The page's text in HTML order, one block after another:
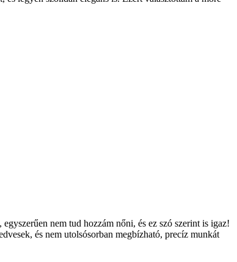
nem tud hozzám nőni, és ez szó szerint is igaz!
és nem utolsósorban megbízható, precíz munkát